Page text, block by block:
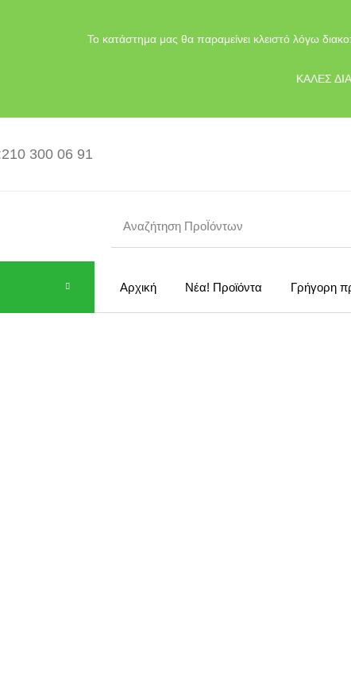
Το κατάστημα μας θα παραμείνει κλειστό λόγω
ΚΑΛΕΣ
300 06 91
Αρχική Νέα! Προϊόντα Γρήγορη